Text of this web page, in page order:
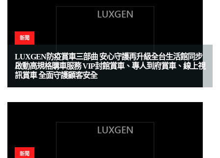
新聞
LUXGEN防疫賞車三部曲 安心守護再升級全台生活館同步
啟動高規格購車服務 VIP封館賞車、專人到府賞車、線上視
訊賞車 全面守護顧客安全
新聞